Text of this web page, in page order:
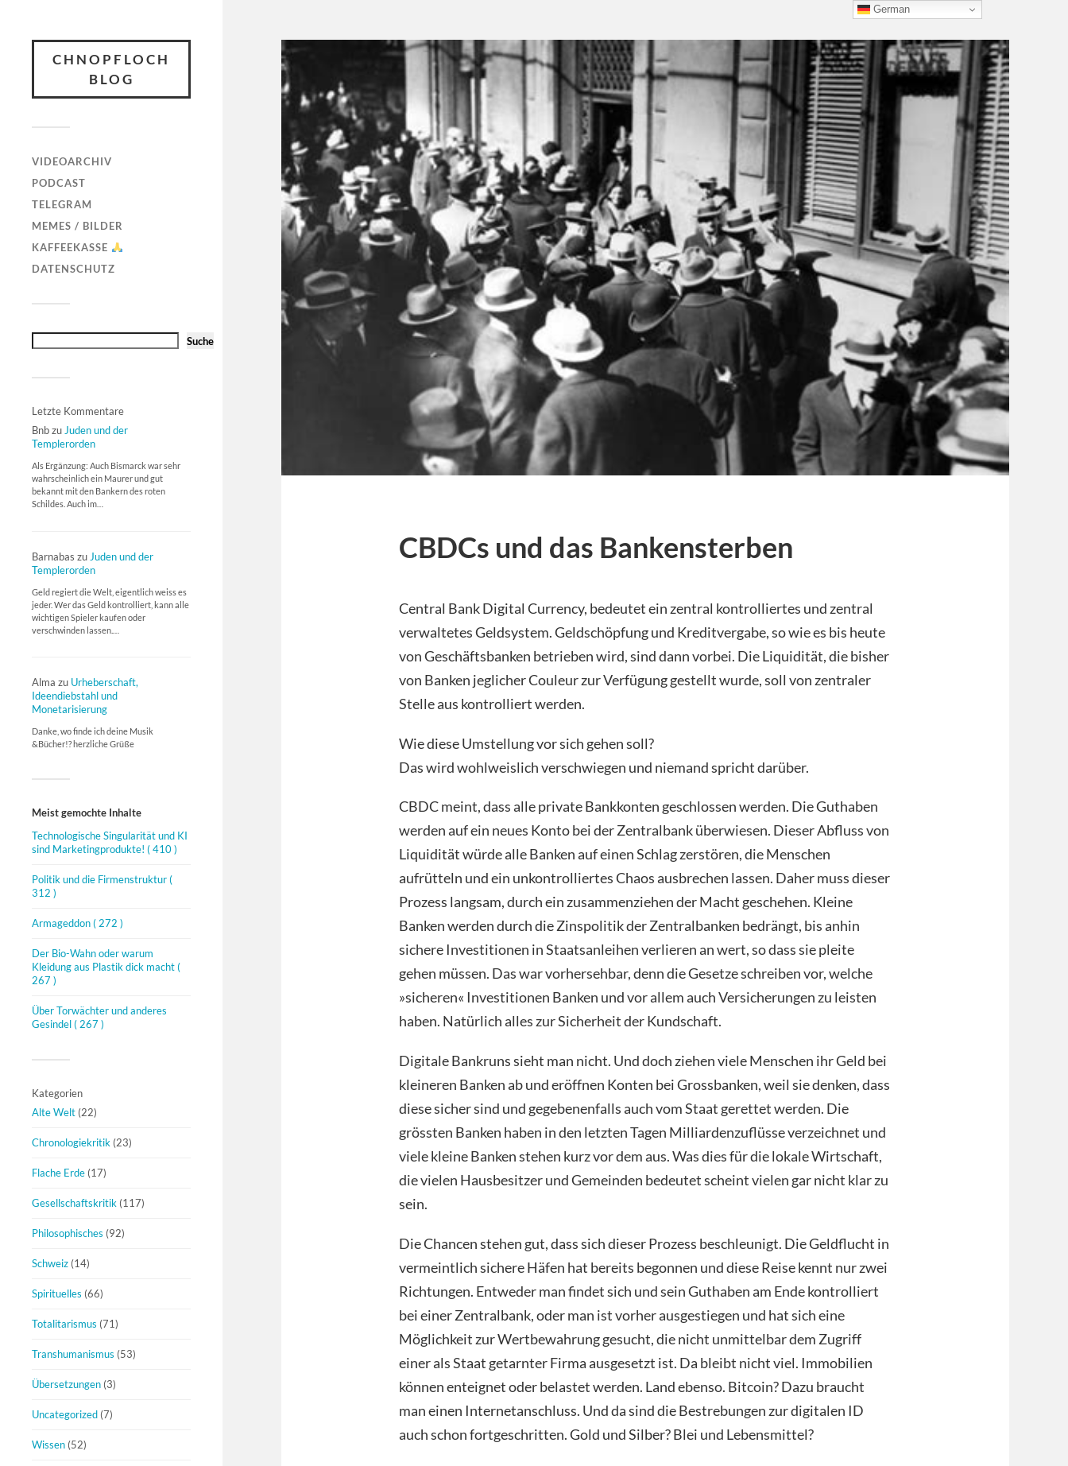
CHNOPFLOCH
BLOG
VIDEOARCHIV
PODCAST
TELEGRAM
MEMES / BILDER
KAFFEEKASSE
DATENSCHUTZ
Suche
Letzte Kommentare
Bnbzu Juden und der
Templerorden
Als Ergänzung: Auch Bismarck war sehr
wahrscheinlich ein Maurer und gut
bekannt mit den Bankern des roten
Schildes. Auch im…
Barnabas zu Juden und der
Templerorden
Geld regiert die Welt, eigentlich weiss es
jeder. Wer das Geld kontrolliert, kann alle
wichtigen Spieler kaufen oder
verschwinden lassen.…
Alma zu Urheberschaft,
Ideendiebstahl und
Monetarisierung
Danke, wo finde ich deine Musik
&Bücher!? herzliche Grüße
Meist gemochte Inhalte
Technologische Singularität und KI
sind Marketingprodukte! ( 410 )
Politik und die Firmenstruktur(
312 )
Armageddon( 272 )
Der Bio-Wahn oder warum
Kleidung aus Plastik dick macht(
267 )
Über Torwächter und anderes
Gesindel( 267 )
Kategorien
Alte Welt (22)
Chronologiekritik (23)
Flache Erde (17)
Gesellschaftskritik (117)
Philosophisches (92)
Schweiz (14)
Spirituelles (66)
Totalitarismus (71)
Transhumanismus (53)
Übersetzungen (3)
Uncategorized (7)
Wissen (52)
CBDCs und das Bankensterben
Central Bank Digital Currency, bedeutet ein zentral kontrolliertes und zentral
verwaltetes Geldsystem. Geldschöpfung und Kreditvergabe, so wie es bis heute
von Geschäftsbanken betrieben wird, sind dann vorbei. Die Liquidität, die bisher
von Banken jeglicher Couleur zur Verfügung gestellt wurde, soll von zentraler
Stelle aus kontrolliert werden.
Wie diese Umstellung vor sich gehen soll?
Das wird wohlweislich verschwiegen und niemand spricht darüber.
CBDC meint, dass alle private Bankkonten geschlossen werden. Die Guthaben
werden auf ein neues Konto bei der Zentralbank überwiesen. Dieser Abfluss von
Liquidität würde alle Banken auf einen Schlag zerstören, die Menschen
aufrütteln und ein unkontrolliertes Chaos ausbrechen lassen. Daher muss dieser
Prozess langsam, durch ein zusammenziehen der Macht geschehen. Kleine
Banken werden durch die Zinspolitik der Zentralbanken bedrängt, bis anhin
sichere Investitionen in Staatsanleihen verlieren an wert, so dass sie pleite
gehen müssen. Das war vorhersehbar, denn die Gesetze schreiben vor, welche
»sicheren« Investitionen Banken und vor allem auch Versicherungen zu leisten
haben. Natürlich alles zur Sicherheit der Kundschaft.
Digitale Bankruns sieht man nicht. Und doch ziehen viele Menschen ihr Geld bei
kleineren Banken ab und eröffnen Konten bei Grossbanken, weil sie denken, dass
diese sicher sind und gegebenenfalls auch vom Staat gerettet werden. Die
grössten Banken haben in den letzten Tagen Milliardenzuflüsse verzeichnet und
viele kleine Banken stehen kurz vor dem aus. Was dies für die lokale Wirtschaft,
die vielen Hausbesitzer und Gemeinden bedeutet scheint vielen gar nicht klar zu
sein.
Die Chancen stehen gut, dass sich dieser Prozess beschleunigt. Die Geldflucht in
vermeintlich sichere Häfen hat bereits begonnen und diese Reise kennt nur zwei
Richtungen. Entweder man findet sich und sein Guthaben am Ende kontrolliert
bei einer Zentralbank, oder man ist vorher ausgestiegen und hat sich eine
Möglichkeit zur Wertbewahrung gesucht, die nicht unmittelbar dem Zugriff
einer als Staat getarnter Firma ausgesetzt ist. Da bleibt nicht viel. Immobilien
können enteignet oder belastet werden. Land ebenso. Bitcoin? Dazu braucht
man einen Internetanschluss. Und da sind die Bestrebungen zur digitalen ID
auch schon fortgeschritten. Gold und Silber? Blei und Lebensmittel?
German